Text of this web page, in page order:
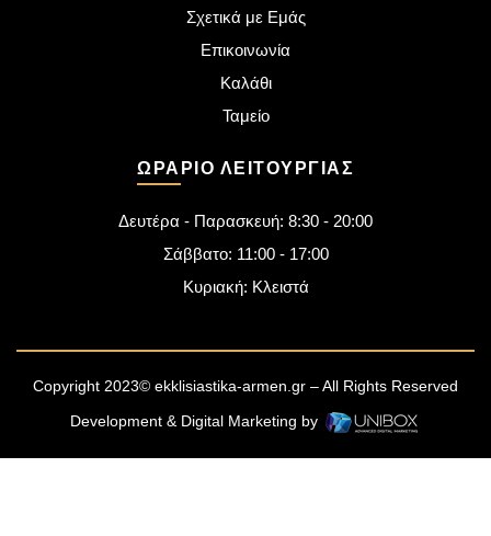
Σχετικά με Εμάς
Επικοινωνία
Καλάθι
Ταμείο
ΩΡΆΡΙΟ ΛΕΙΤΟΥΡΓΊΑΣ
Δευτέρα - Παρασκευή: 8:30 - 20:00
Σάββατο: 11:00 - 17:00
Κυριακή: Κλειστά
Copyright 2023© ekklisiastika-armen.gr – All Rights Reserved
Development & Digital Marketing by